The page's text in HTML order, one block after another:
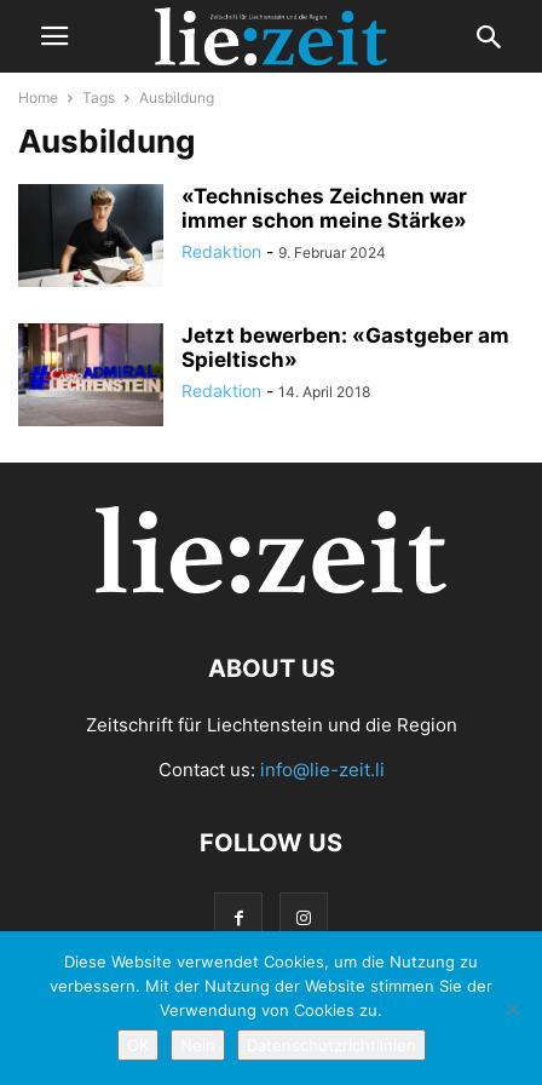
Home Tags Ausbildung
Ausbildung
«Technisches Zeichnen war
immer schon meine Stärke»
Redaktion - 9. Februar 2024
Jetzt bewerben: «Gastgeber am
Spieltisch»
Redaktion - 14. April 2018
ABOUT US
Zeitschrift für Liechtenstein und die Region
Contact us: info@lie-zeit.li
FOLLOW US
© 2026 - Zeit Verlag Anstalt |Datenschutzerklärung
Diese Website verwendet Cookies, um die Nutzung zu
verbessern. Mit der Nutzung der Website stimmen Sie der
Verwendung von Cookies zu.